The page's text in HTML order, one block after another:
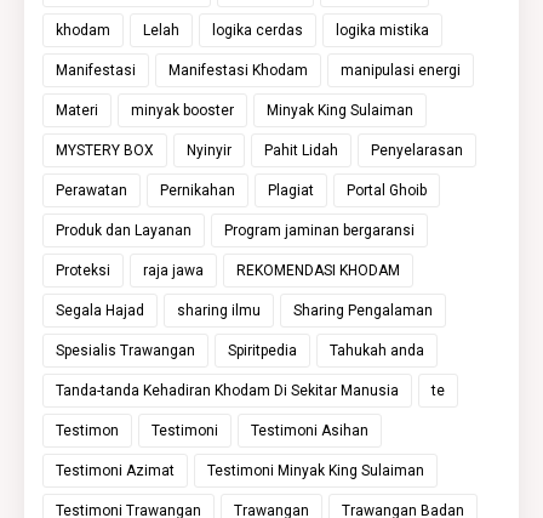
khodam Lelah logika cerdas logika mistika
Manifestasi Manifestasi Khodam manipulasi energi
Materi minyak booster Minyak King Sulaiman
MYSTERY BOX Nyinyir Pahit Lidah Penyelarasan
Perawatan Pernikahan Plagiat Portal Ghoib
Produk dan Layanan Program jaminan bergaransi
Proteksi raja jawa REKOMENDASI KHODAM
Segala Hajad sharing ilmu Sharing Pengalaman
Spesialis Trawangan Spiritpedia Tahukah anda
Tanda-tanda Kehadiran Khodam Di Sekitar Manusia te
Testimon Testimoni Testimoni Asihan
Testimoni Azimat Testimoni Minyak King Sulaiman
Testimoni Trawangan Trawangan Trawangan Badan